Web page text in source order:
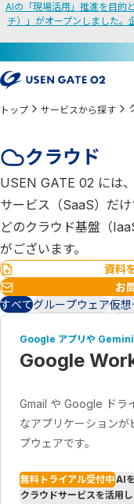
AIの「現場活用」推進を目的
チ）」がオープンしました。
トップ サービスから探す
クラウド
USEN GATE 02 には
サービス（SaaS）だ
どのクラウド基盤（
がございます。
資料
お
すべてグループウェア仮
Google アプリや Gemini
Google
Gmail や Google ドラ
なアプリケーションが
プウェアです。
無料トライアル受付中AI
クラウドサービスを活用